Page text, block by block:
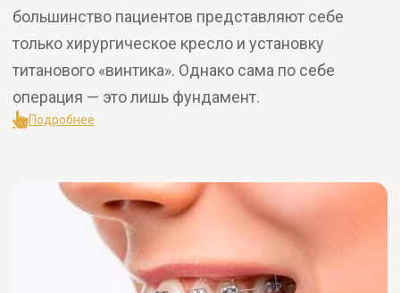
большинство пациентов представляют себе
только хирургическое кресло и установку
титанового «винтика». Однако сама по себе
операция — это лишь фундамент.
Подробнее